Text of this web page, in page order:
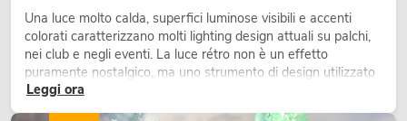
Una luce molto calda, superfici luminose visibili e accenti
colorati caratterizzano molti lighting design attuali su palchi,
nei club e negli eventi. La luce rétro non è un effetto
puramente nostalgico, ma uno strumento di design utilizzato
in modo consapevole: crea atmosfera, dona carattere alle
Leggi ora